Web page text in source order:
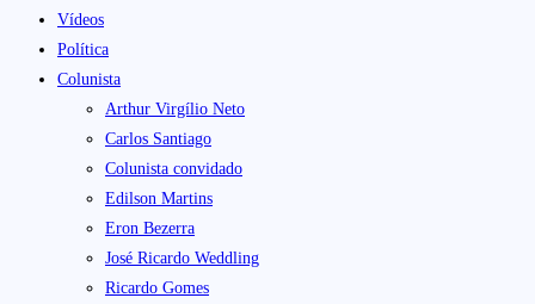
Vídeos
Política
Colunista
Arthur Virgílio Neto
Carlos Santiago
Colunista convidado
Edilson Martins
Eron Bezerra
José Ricardo Weddling
Ricardo Gomes